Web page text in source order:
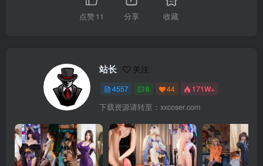
点赞11 分享 收藏
站长 关注
4557 6 44 171W+
下载资源请转至：xxcoser.com